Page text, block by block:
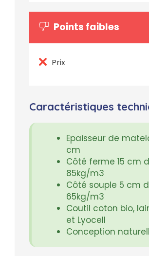
Points faibles
Prix
Caractéristiques
Epaisseur de
cm
Côté ferme 15 cm
85kg/m3
Côté souple 5 cm
65kg/m3
Coutil coton bio,
et Lyocell
Conception